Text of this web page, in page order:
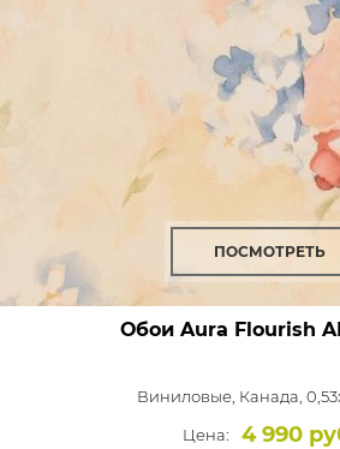
ПОСМОТРЕТЬ
Обои Aura Flourish
Виниловые, Канада,
Цена:
4 990